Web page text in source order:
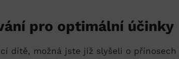
pro optimální⁣ účinky
⁤dítě, možná jste již ⁤slyšeli o přínosech